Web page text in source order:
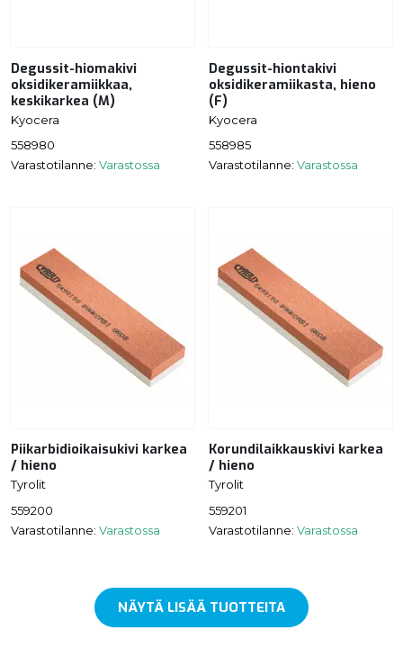
Degussit-hiomakivi
oksidikeramiikkaa,
keskikarkea (M)
Kyocera
558980
Varastotilanne: Varastossa
Degussit-hiontakivi
oksidikeramiikasta, hieno
(F)
Kyocera
558985
Varastotilanne: Varastossa
Piikarbidioikaisukivi karkea
/ hieno
Tyrolit
559200
Varastotilanne: Varastossa
Korundilaikkauskivi karkea
/ hieno
Tyrolit
559201
Varastotilanne: Varastossa
NÄYTÄ LISÄÄ TUOTTEITA